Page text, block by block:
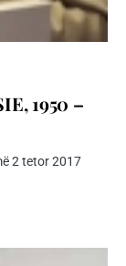
1950 –
2 tetor 2017